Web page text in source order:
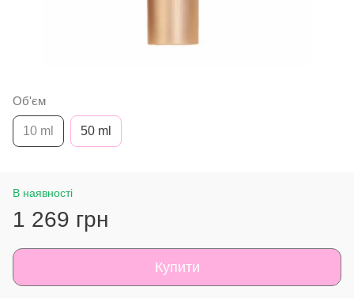
Об'єм
10 ml 50 ml
В наявності
1 269 грн
Купити